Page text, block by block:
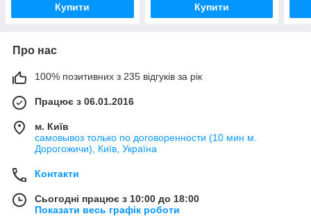
Купити Купити
Про нас
100% позитивних з 235 відгуків за рік
Працює з 06.01.2016
м. Київ
самовывоз только по договоренности (10 мин м.
Дорогожичи), Київ, Україна
Контакти
Сьогодні працює з 10:00 до 18:00
Показати весь графік роботи